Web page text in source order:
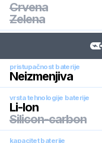
Crvena
Zelena
pristupačnost baterije
Neizmenjiva
vrsta tehnologije baterije
Li-Ion
Silicon-carbon
kapacitet baterije